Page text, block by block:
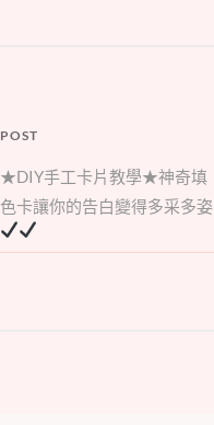
POST
★DIY手工卡片教學★神奇填
色卡讓你的告白變得多采多姿